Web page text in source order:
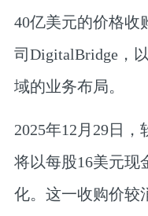
40亿美元的价格收
司DigitalBridge，
域的业务布局。
2025年12月29日，
将以每股16美元现
化。这一收购价较